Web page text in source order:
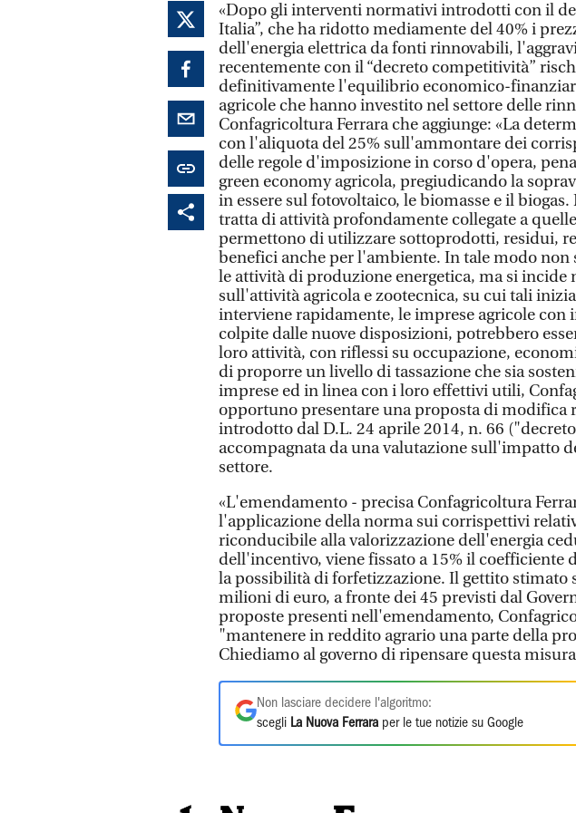
«Dopo gli interventi normativi introdotti con il
Italia”, che ha ridotto mediamente del 40% i
dell'energia elettrica da fonti rinnovabili,
recentemente con il “decreto competitività”
definitivamente l'equilibrio economico-
agricole che hanno investito nel settore delle
Confagricoltura Ferrara che aggiunge: «La
con l'aliquota del 25% sull'ammontare dei
delle regole d'imposizione in corso d'opera,
green economy agricola, pregiudicando la
in essere sul fotovoltaico, le biomasse e il
tratta di attività profondamente collegate a
permettono di utilizzare sottoprodotti, residui,
benefici anche per l'ambiente. In tale modo
le attività di produzione energetica, ma si incide
sull'attività agricola e zootecnica, su cui tali
interviene rapidamente, le imprese agricole con
colpite dalle nuove disposizioni, potrebbero
loro attività, con riflessi su occupazione,
di proporre un livello di tassazione che sia
imprese ed in linea con i loro effettivi utili,
opportuno presentare una proposta di modifica
introdotto dal D.L. 24 aprile 2014, n. 66
accompagnata da una valutazione sull'impatto
settore.
«L'emendamento - precisa Confagricoltura
l'applicazione della norma sui corrispettivi
riconducibile alla valorizzazione dell'energia
dell'incentivo, viene fissato a 15% il coefficiente
la possibilità di forfetizzazione. Il gettito stimato
milioni di euro, a fronte dei 45 previsti dal
proposte presenti nell'emendamento,
"mantenere in reddito agrario una parte della
Chiediamo al governo di ripensare questa
Non lasciare decidere l'algoritmo:
scegli La Nuova Ferrara per le tue notizie su Google